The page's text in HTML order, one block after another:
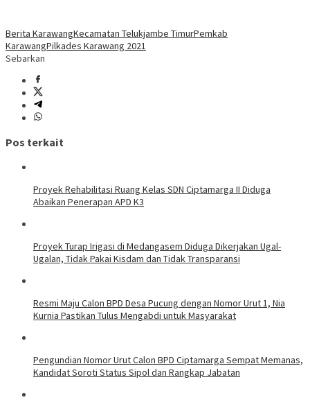
Berita KarawangKecamatan Telukjambe TimurPemkab
KarawangPilkades Karawang 2021
Sebarkan
Pos terkait
Proyek Rehabilitasi Ruang Kelas SDN Ciptamarga II Diduga
Abaikan Penerapan APD K3
Proyek Turap Irigasi di Medangasem Diduga Dikerjakan Ugal-
Ugalan, Tidak Pakai Kisdam dan Tidak Transparansi
Resmi Maju Calon BPD Desa Pucung dengan Nomor Urut 1, Nia
Kurnia Pastikan Tulus Mengabdi untuk Masyarakat
Pengundian Nomor Urut Calon BPD Ciptamarga Sempat Memanas,
Kandidat Soroti Status Sipol dan Rangkap Jabatan